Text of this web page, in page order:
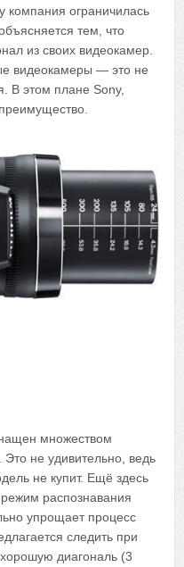
компания ограничилась
тем, что
из своих видеокамер.
видеокамеры — это не
В этом плане Sony,
множеством
не удивительно, ведь
не купит. Ещё здесь
режим распознавания
упрощает процесс
следить при
диагональ (3